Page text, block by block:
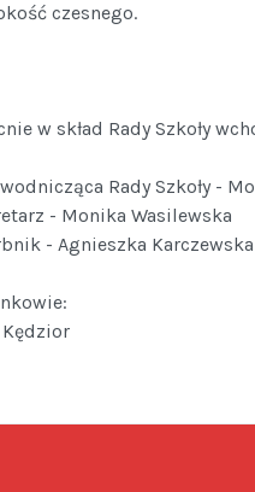
czesnego.
w skład Rady Szkoły
Rady Szkoły -
- Monika Wasilewska
- Agnieszka Karczewska
Kędzior